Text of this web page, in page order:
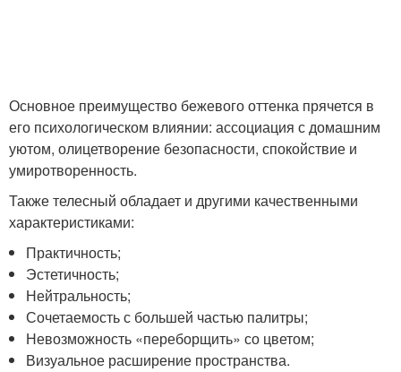
Основное преимущество бежевого оттенка прячется в
его психологическом влиянии: ассоциация с домашним
уютом, олицетворение безопасности, спокойствие и
умиротворенность.
Также телесный обладает и другими качественными
характеристиками:
Практичность;
Эстетичность;
Нейтральность;
Сочетаемость с большей частью палитры;
Невозможность «переборщить» со цветом;
Визуальное расширение пространства.